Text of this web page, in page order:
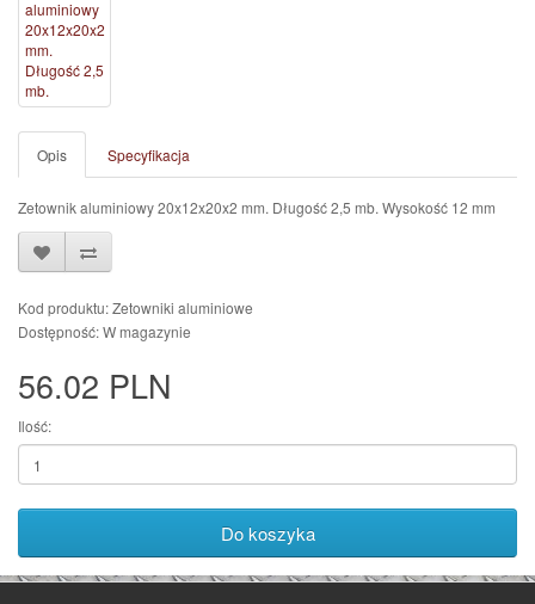
Opis Specyfikacja
Zetownik aluminiowy 20x12x20x2 mm. Długość 2,5 mb. Wysokość 12 mm
Kod produktu: Zetowniki aluminiowe
Dostępność: W magazynie
56.02 PLN
Ilość:
Do koszyka